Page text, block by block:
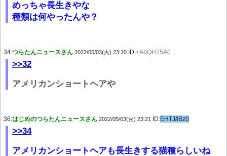
めっちゃ長生きやな
種類は何やったんや？
34:つらたんニュースさん 2022/05/03(火) 23:20 ID:+AbQH75A0
>>32
アメリカンショートヘアや
36:はじめのつらたんニュースさん 2022/05/03(火) 23:21 ID:EHTJ/iBz0
>>34
アメリカンショートヘアも長生きする猫種らしいね